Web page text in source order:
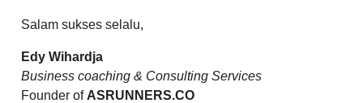
Salam sukses selalu,
Edy Wihardja
Business coaching & Consulting Services
Founder of ASRUNNERS.CO